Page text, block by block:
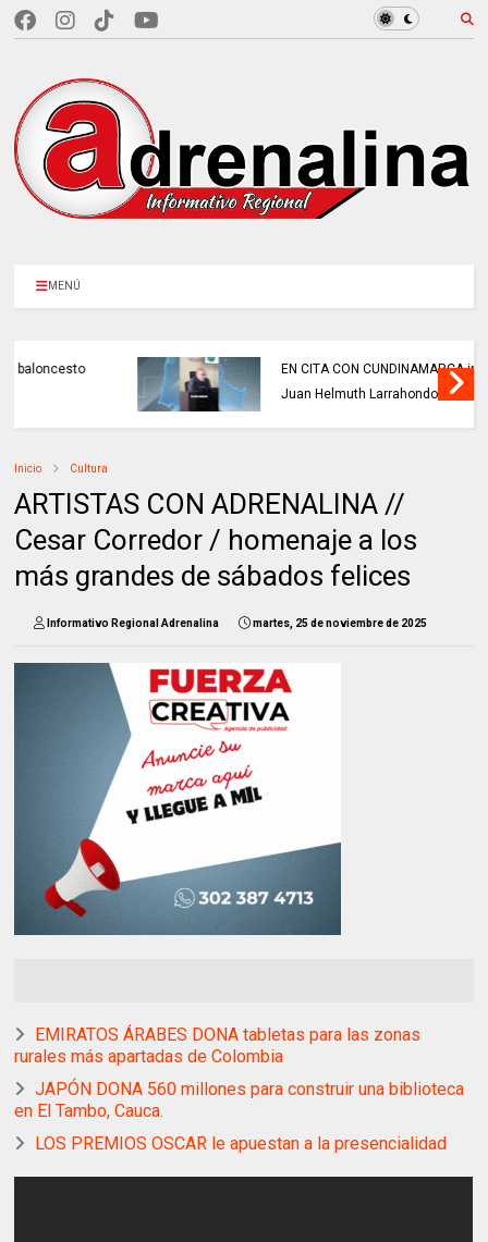
MENÚ
EN CITA CON CUNDINAMARCA informa:
Juan Helmuth Larrahondo Cardona
Inicio Cultura
ARTISTAS CON ADRENALINA //
Cesar Corredor / homenaje a los
más grandes de sábados felices
Informativo Regional Adrenalina martes, 25 de noviembre de 2025
EMIRATOS ÁRABES DONA tabletas para las zonas
rurales más apartadas de Colombia
JAPÓN DONA 560 millones para construir una biblioteca
en El Tambo, Cauca.
LOS PREMIOS OSCAR le apuestan a la presencialidad